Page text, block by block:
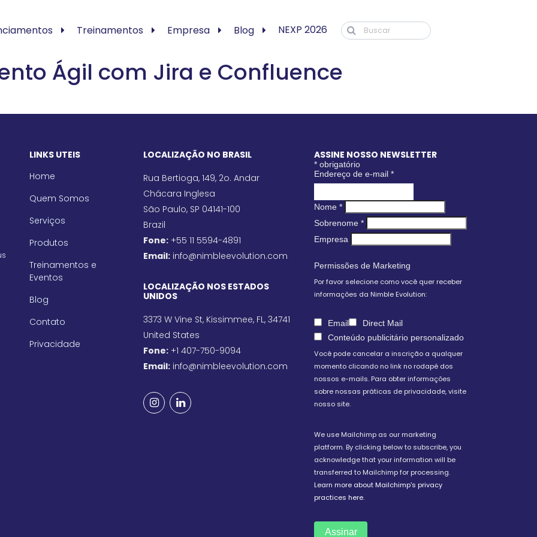
Treinamentos Empresa Blog NEXP 2026
Ágil com Jira e Confluence
LINKS UTEIS
Home
Quem Somos
Serviços
Produtos
Treinamentos e
Eventos
Blog
Contato
Privacidade
LOCALIZAÇÃO NO BRASIL
Rua Bertioga, 149, 2o. Andar
Chácara Inglesa
São Paulo, SP 04141-100
Brazil
Fone: +55 11 5594-4891
Email: info@nimbleevolution.com
LOCALIZAÇÃO NOS ESTADOS
UNIDOS
3373 W Vine St, Kissimmee, FL, 34741
United States
Fone: +1 407-750-9094
Email: info@nimbleevolution.com
ASSINE NOSSO NEWSLETTER
* obrigatório
Endereço de e-mail *
Nome *
Sobrenome *
Empresa
Permissões de Marketing
Por favor selecione como você quer receber
informações da Nimble Evolution:
Email
Direct Mail
Conteúdo publicitário personalizado
Você pode cancelar a inscrição a qualquer
momento clicando no link no rodapé dos
nossos e-mails. Para obter informações
sobre nossas práticas de privacidade, visite
nosso site.
We use Mailchimp as our marketing
platform. By clicking below to subscribe, you
acknowledge that your information will be
transferred to Mailchimp for processing.
Learn more about Mailchimp's privacy
practices here.